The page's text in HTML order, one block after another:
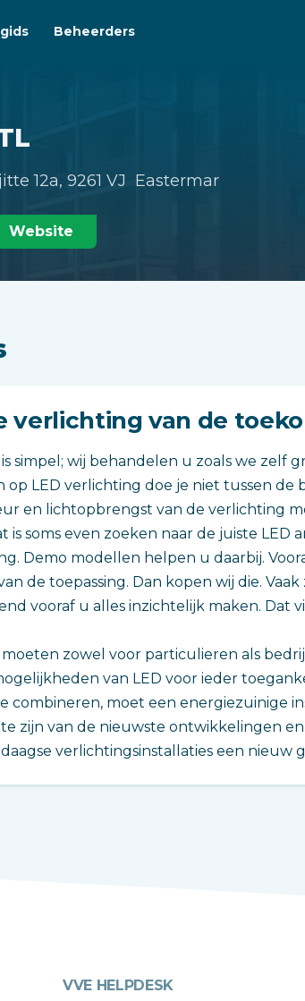
Beheerders
12a, 9261 VJ Eastermar
Website
verlichting van de
simpel; wij behandelen u zoals we zelf
op LED verlichting doe je niet tussen
en lichtopbrengst van de verlichting
is soms even zoeken naar de juiste
Demo modellen helpen u daarbij.
de toepassing. Dan kopen wij die.
vooraf u alles inzichtelijk maken. Dat
zowel voor particulieren als
van LED voor ieder
combineren, moet een energiezuinige
zijn van de nieuwste ontwikkelingen
verlichtingsinstallaties een nieuw
VVE HELPDESK